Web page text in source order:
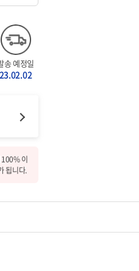
송 예정일
23.02.02
100% 이
됩니다.